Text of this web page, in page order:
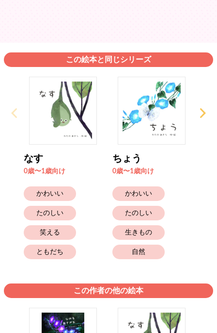
この絵本と同じシリーズ
なす
0歳〜1歳向け
かわいい
たのしい
笑える
ともだち
ちょう
0歳〜1歳向け
かわいい
たのしい
生きもの
自然
この作者の他の絵本